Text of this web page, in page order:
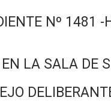
Nº 1481 -
EN LA SALA DE